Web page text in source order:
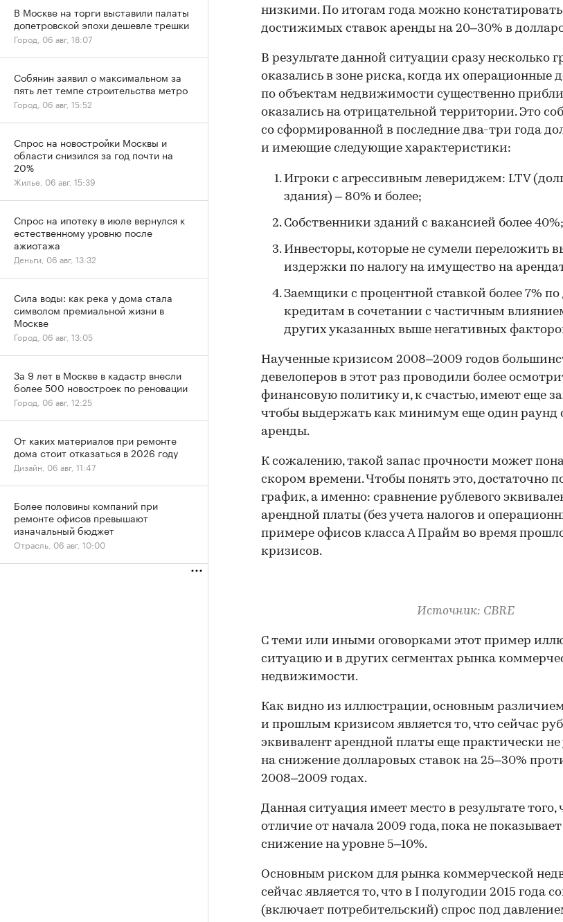
низкими. По итогам года можно
достижимых ставок аренды на 20–30% в
В результате данной ситуации сразу несколько
оказались в зоне риска, когда их операционные
по объектам недвижимости существенно
оказались на отрицательной территории. Это
со сформированной в последние два-три года
и имеющие следующие характеристики:
00:00 / 00:00
Игроки с агрессивным левериджем: LTV
здания) – 80% и более;
Собственники зданий с вакансией более 40%;
Инвесторы, которые не сумели переложить
издержки по налогу на имущество на
Заемщики с процентной ставкой более 7%
кредитам в сочетании с частичным
других указанных выше негативных
Наученные кризисом 2008–2009 годов
девелоперов в этот раз проводили более
финансовую политику и, к счастью, имеют еще
чтобы выдержать как минимум еще один раунд
аренды.
К сожалению, такой запас прочности может
скором времени. Чтобы понять это, достаточно
график, а именно: сравнение рублевого
арендной платы (без учета налогов и
примере офисов класса А Прайм во время
кризисов.
Источник: CBRE
С теми или иными оговорками этот пример
ситуацию и в других сегментах рынка
недвижимости.
Как видно из иллюстрации, основным
и прошлым кризисом является то, что сейчас
эквивалент арендной платы еще практически не
на снижение долларовых ставок на 25–30%
2008–2009 годах.
Данная ситуация имеет место в результате
отличие от начала 2009 года, пока не
снижение на уровне 5–10%.
Основным риском для рынка коммерческой
сейчас является то, что в I полугодии 2015 года
(включает потребительский) спрос под
В Москве на торги выставили палаты
допетровской эпохи дешевле трешки
Город, 06 авг, 18:07
Собянин заявил о максимальном за
пять лет темпе строительства метро
Город, 06 авг, 15:52
Спрос на новостройки Москвы и
области снизился за год почти на
20%
Жилье, 06 авг, 15:39
Спрос на ипотеку в июле вернулся к
естественному уровню после
ажиотажа
Деньги, 06 авг, 13:32
Сила воды: как река у дома стала
символом премиальной жизни в
Москве
Город, 06 авг, 13:05
За 9 лет в Москве в кадастр внесли
более 500 новостроек по реновации
Город, 06 авг, 12:25
От каких материалов при ремонте
дома стоит отказаться в 2026 году
Дизайн, 06 авг, 11:47
Более половины компаний при
ремонте офисов превышают
изначальный бюджет
Отрасль, 06 авг, 10:00